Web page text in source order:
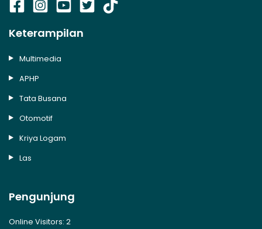
Keterampilan
Multimedia
APHP
Tata Busana
Otomotif
Kriya Logam
Las
Pengunjung
Online Visitors: 2